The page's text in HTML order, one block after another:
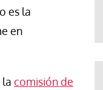
es la
en
la comisión de